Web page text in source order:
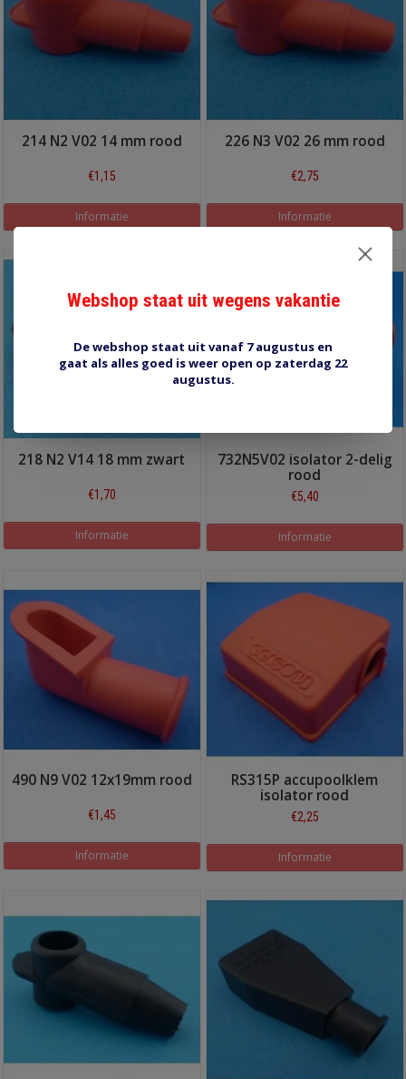
214 N2 V02 14 mm rood
€1,15
Informatie
226 N3 V02 26 mm rood
€2,75
Informatie
218 N2 V14 18 mm zwart
€1,70
Informatie
732N5V02 isolator 2-delig
rood
€5,40
Informatie
490 N9 V02 12x19mm rood
€1,45
Informatie
RS315P accupoolklem
isolator rood
€2,25
Informatie
Webshop staat uit wegens vakantie
De webshop staat uit vanaf 7 augustus en
gaat als alles goed is weer open op zaterdag 22
augustus.